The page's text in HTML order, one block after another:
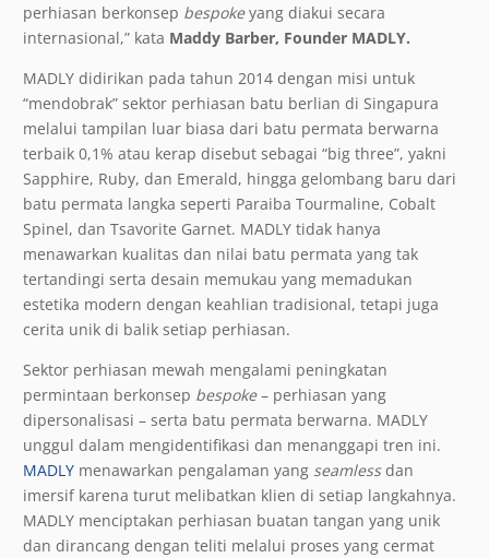
perhiasan berkonsep bespokeyang diakui secara
internasional,” kata Maddy Barber, Founder MADLY.
MADLY didirikan pada tahun 2014 dengan misi untuk
“mendobrak” sektor perhiasan batu berlian di Singapura
melalui tampilan luar biasa dari batu permata berwarna
terbaik 0,1% atau kerap disebut sebagai “big three”, yakni
Sapphire, Ruby, dan Emerald, hingga gelombang baru dari
batu permata langka seperti Paraiba Tourmaline, Cobalt
Spinel, dan Tsavorite Garnet. MADLY tidak hanya
menawarkan kualitas dan nilai batu permata yang tak
tertandingi serta desain memukau yang memadukan
estetika modern dengan keahlian tradisional, tetapi juga
cerita unik di balik setiap perhiasan.
Sektor perhiasan mewah mengalami peningkatan
permintaan berkonsep bespoke– perhiasan yang
dipersonalisasi – serta batu permata berwarna. MADLY
unggul dalam mengidentifikasi dan menanggapi tren ini.
MADLY menawarkan pengalaman yang seamlessdan
imersif karena turut melibatkan klien di setiap langkahnya.
MADLY menciptakan perhiasan buatan tangan yang unik
dan dirancang dengan teliti melalui proses yang cermat